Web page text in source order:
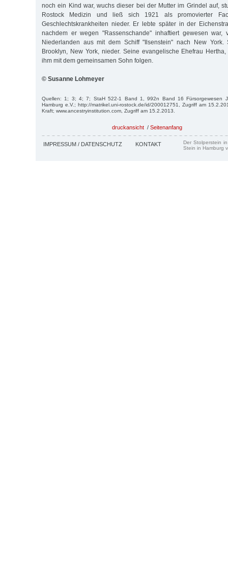
noch ein Kind war, wuchs dieser bei der Mutter im Grindel auf,
Rostock Medizin und ließ sich 1921 als promovierter
Geschlechtskrankheiten nieder. Er lebte später in der
nachdem er wegen "Rassenschande" inhaftiert gewesen
Niederlanden aus mit dem Schiff "Ilsenstein" nach New
Brooklyn, New York, nieder. Seine evangelische Ehefrau
ihm mit dem gemeinsamen Sohn folgen.
© Susanne Lohmeyer
Quellen: 1; 3; 4; 7; StaH 522-1 Band 1, 992n Band 16 Fürsorgewesen
Hamburg e.V.; http://matrikel.uni-rostock.de/id/200012751, Zugriff am
Kraft; www.ancestryinstitution.com, Zugriff am 15.2.2013.
druckansicht / Seitenanfang
IMPRESSUM / DATENSCHUTZ KONTAKT
Der Stolperstein
Stein in Hamburg